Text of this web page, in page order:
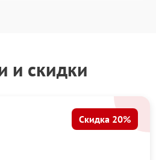
и скидки
Скидка 20%